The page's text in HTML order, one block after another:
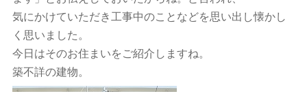
気にかけていただき工事中のことなどを思い出し懐かし
く思いました。
今日はそのお住まいをご紹介しますね。
築不詳の建物。